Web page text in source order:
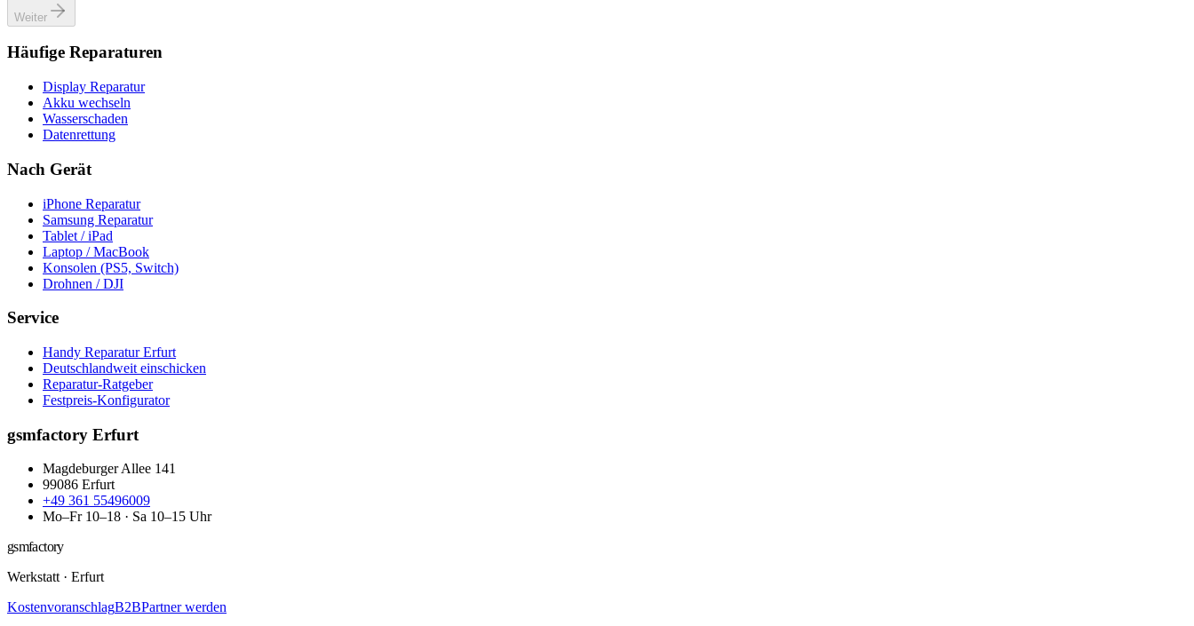
Weiter
Häufige Reparaturen
Display Reparatur
Akku wechseln
Wasserschaden
Datenrettung
Nach Gerät
iPhone Reparatur
Samsung Reparatur
Tablet / iPad
Laptop / MacBook
Konsolen (PS5, Switch)
Drohnen / DJI
Service
Handy Reparatur Erfurt
Deutschlandweit einschicken
Reparatur-Ratgeber
Festpreis-Konfigurator
gsmfactory Erfurt
Magdeburger Allee 141
99086 Erfurt
+49 361 55496009
Mo–Fr 10–18 · Sa 10–15 Uhr
gsmfactory
Werkstatt· Erfurt
KostenvoranschlagB2BPartner werden